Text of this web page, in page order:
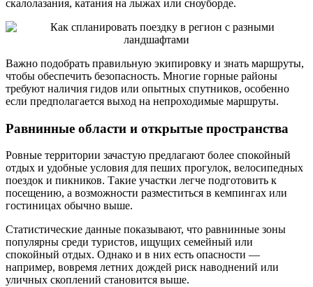
скалолазания, катания на лыжах или сноуборде.
Важно подобрать правильную экипировку и знать маршруты,
чтобы обеспечить безопасность. Многие горные районы
требуют наличия гидов или опытных спутников, особенно
если предполагается выход на непроходимые маршруты.
Равнинные области и открытые пространства
Ровные территории зачастую предлагают более спокойный
отдых и удобные условия для пеших прогулок, велосипедных
поездок и пикников. Такие участки легче подготовить к
посещению, а возможности разместиться в кемпингах или
гостиницах обычно выше.
Статистические данные показывают, что равнинные зоны
популярны среди туристов, ищущих семейный или
спокойный отдых. Однако и в них есть опасности —
например, вовремя летних дождей риск наводнений или
уличных скоплений становится выше.